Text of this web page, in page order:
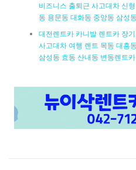
비즈니스 출퇴근 사고대차 신
동 용문동 대화동 중앙동 삼성
대전렌트카 카니발 렌트카 장
사고대차 여행 렌트 목동 대흥
삼성동 효동 산내동 변동렌트카